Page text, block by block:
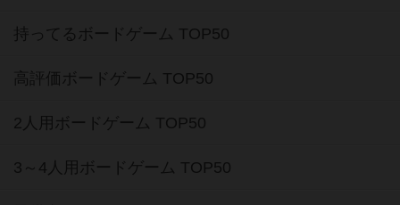
持ってるボードゲーム TOP50
高評価ボードゲーム TOP50
2人用ボードゲーム TOP50
3～4人用ボードゲーム TOP50